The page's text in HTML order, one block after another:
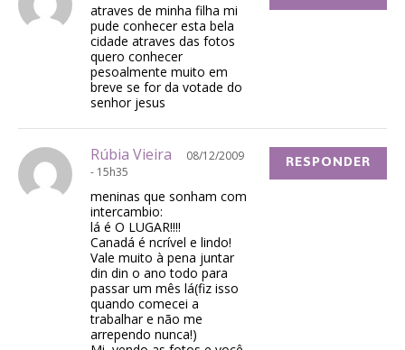
atraves de minha filha mi
pude conhecer esta bela
cidade atraves das fotos
quero conhecer
pesoalmente muito em
breve se for da votade do
senhor jesus
Rúbia Vieira
08/12/2009
- 15h35
meninas que sonham com
intercambio:
lá é O LUGAR!!!!
Canadá é ncrível e lindo!
Vale muito à pena juntar
din din o ano todo para
passar um mês lá(fiz isso
quando comecei a
trabalhar e não me
arrependo nunca!)
RESPONDER